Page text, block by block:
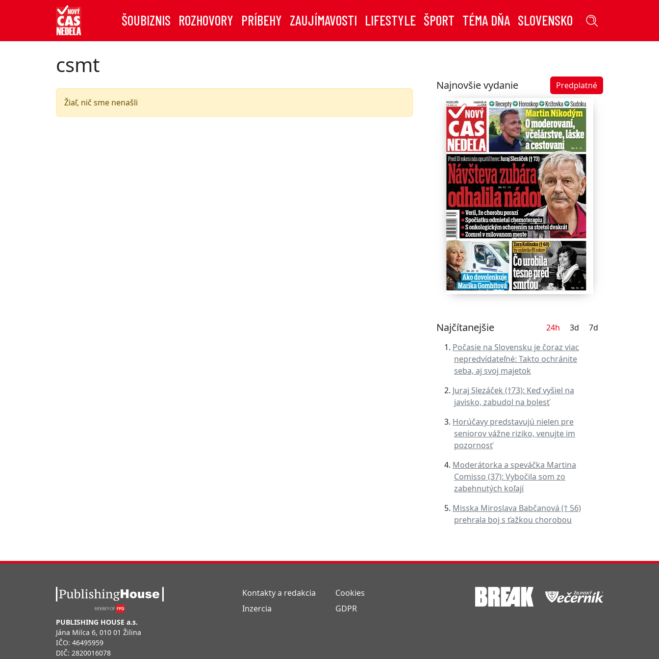
ŠOUBIZNIS ROZHOVORY PRÍBEHY ZAUJÍMAVOSTI LIFESTYLE ŠPORT TÉMA DŇA SLOVENSKO
csmt
Žiaľ, nič sme nenašli
Najnovšie vydanie Predplatné
Najčítanejšie 24h 3d
7d
Počasie na Slovensku je čoraz viac
nepredvídateľné: Takto ochránite
seba, aj svoj majetok
Juraj Slezáček (†73): Keď vyšiel na
javisko, zabudol na bolesť
Horúčavy predstavujú nielen pre
seniorov vážne riziko, venujte im
pozornosť
Moderátorka a speváčka Martina
Comisso (37): Vybočila som zo
zabehnutých koľají
Misska Miroslava Babčanová († 56)
prehrala boj s ťažkou chorobou
PUBLISHING HOUSE a.s.
Jána Milca 6, 010 01 Žilina
IČO: 46495959
DIČ: 2820016078
Kontakty a redakcia
Inzercia
Cookies
GDPR